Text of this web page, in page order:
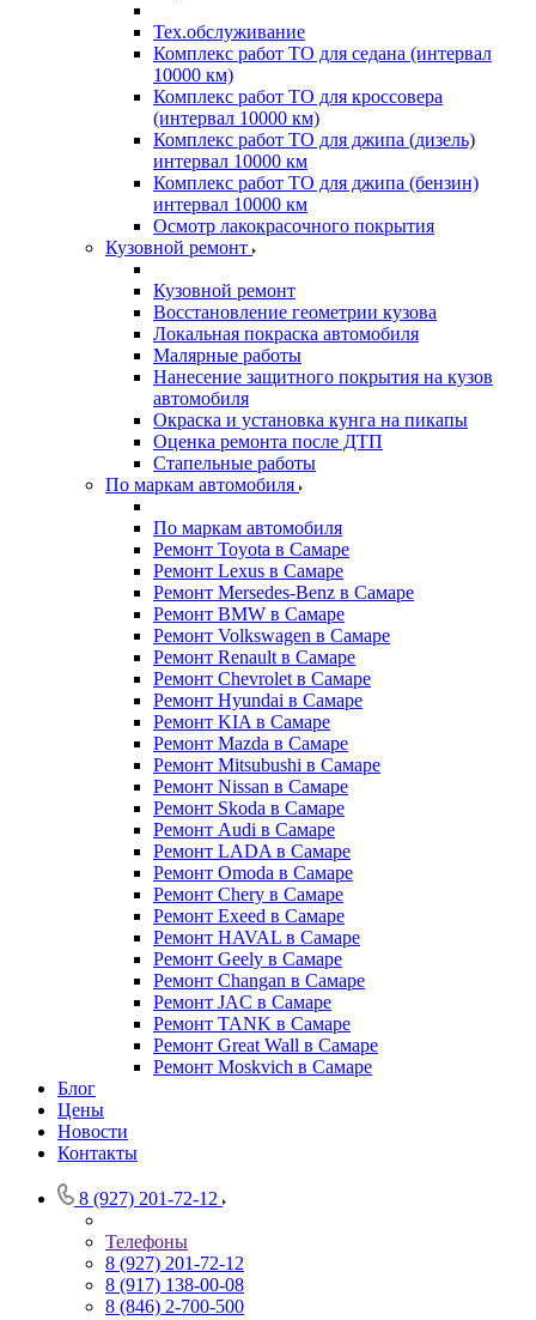
Тех.обслуживание
Комплекс работ ТО для седана (интервал
10000 км)
Комплекс работ ТО для кроссовера
(интервал 10000 км)
Комплекс работ ТО для джипа (дизель)
интервал 10000 км
Комплекс работ ТО для джипа (бензин)
интервал 10000 км
Осмотр лакокрасочного покрытия
Кузовной ремонт
Кузовной ремонт
Восстановление геометрии кузова
Локальная покраска автомобиля
Малярные работы
Нанесение защитного покрытия на кузов
автомобиля
Окраска и установка кунга на пикапы
Оценка ремонта после ДТП
Стапельные работы
По маркам автомобиля
По маркам автомобиля
Ремонт Toyota в Самаре
Ремонт Lexus в Самаре
Ремонт Mersedes-Benz в Самаре
Ремонт BMW в Самаре
Ремонт Volkswagen в Самаре
Ремонт Renault в Самаре
Ремонт Chevrolet в Самаре
Ремонт Hyundai в Самаре
Ремонт KIA в Самаре
Ремонт Mazda в Самаре
Ремонт Mitsubushi в Самаре
Ремонт Nissan в Самаре
Ремонт Skoda в Самаре
Ремонт Audi в Самаре
Ремонт LADA в Самаре
Ремонт Omoda в Самаре
Ремонт Chery в Самаре
Ремонт Exeed в Самаре
Ремонт HAVAL в Самаре
Ремонт Geely в Самаре
Ремонт Changan в Самаре
Ремонт JAC в Самаре
Ремонт TANK в Самаре
Ремонт Great Wall в Самаре
Ремонт Moskvich в Самаре
Блог
Цены
Новости
Контакты
8 (927) 201-72-12
Телефоны
8 (927) 201-72-12
8 (917) 138-00-08
8 (846) 2-700-500